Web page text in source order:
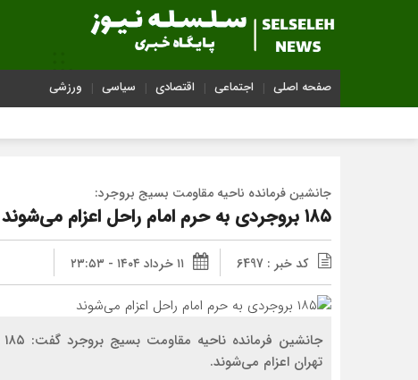
صفحه اصلی اجتماعی اقتصادی سیاسی ورزشی
جانشین فرمانده ناحیه مقاومت بسیج بروجرد:
۱۸۵ بروجردی به حرم امام راحل اعزام می‌شوند
کد خبر : 6497 ۱۱ خرداد ۱۴۰۴ - ۲۳:۵۳
تهران اعزام می‌شوند.